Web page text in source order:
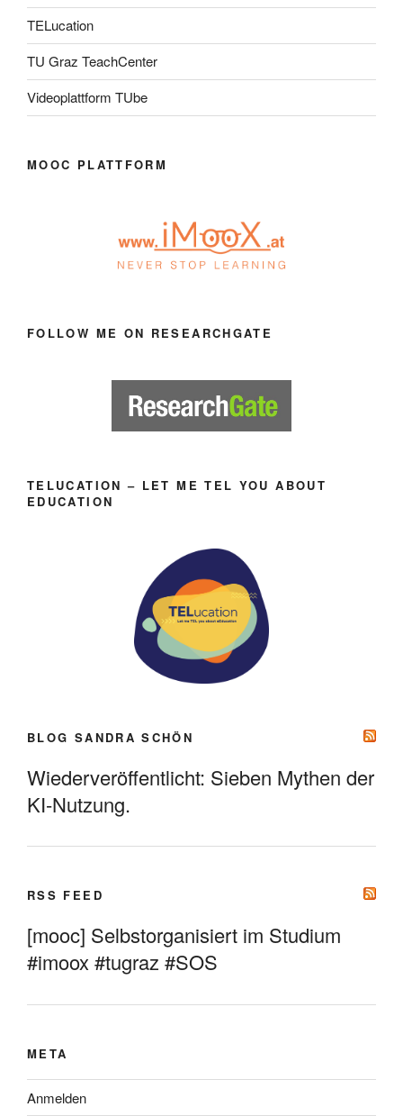
TELucation
TU Graz TeachCenter
Videoplattform TUbe
MOOC PLATTFORM
FOLLOW ME ON RESEARCHGATE
TELUCATION – LET ME TEL YOU ABOUT
EDUCATION
BLOG SANDRA SCHÖN
Wiederveröffentlicht: Sieben Mythen der
KI-Nutzung.
RSS FEED
[mooc] Selbstorganisiert im Studium
#imoox #tugraz #SOS
META
Anmelden